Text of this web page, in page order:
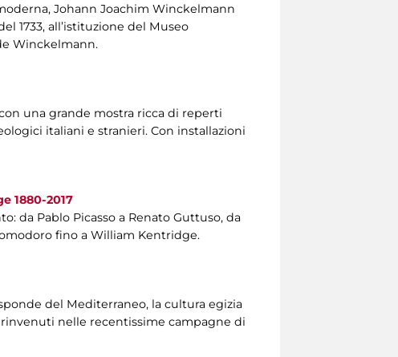
Johann Joachim Winckelmann
1733, all’istituzione del Museo
Winckelmann.
una grande mostra ricca di reperti
italiani e stranieri. Con installazioni
1880-2017
da Pablo Picasso a Renato Guttuso, da
fino a William Kentridge.
del Mediterraneo, la cultura egizia
rinvenuti nelle recentissime campagne di